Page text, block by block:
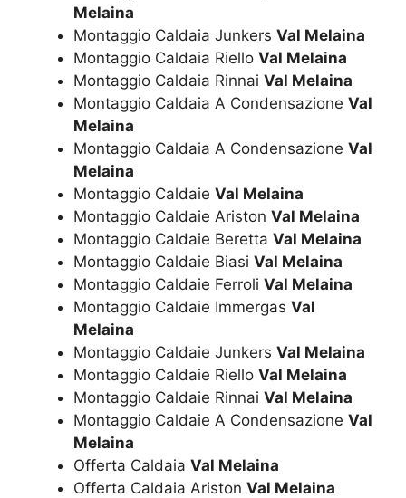
Melaina
Montaggio Caldaia Junkers Val Melaina
Montaggio Caldaia Riello Val Melaina
Montaggio Caldaia Rinnai Val Melaina
Montaggio Caldaia A Condensazione Val
Melaina
Montaggio Caldaia A Condensazione Val
Melaina
Montaggio Caldaie Val Melaina
Montaggio Caldaie Ariston Val Melaina
Montaggio Caldaie Beretta Val Melaina
Montaggio Caldaie Biasi Val Melaina
Montaggio Caldaie Ferroli Val Melaina
Montaggio Caldaie Immergas Val
Melaina
Montaggio Caldaie Junkers Val Melaina
Montaggio Caldaie Riello Val Melaina
Montaggio Caldaie Rinnai Val Melaina
Montaggio Caldaie A Condensazione Val
Melaina
Offerta Caldaia Val Melaina
Offerta Caldaia Ariston Val Melaina